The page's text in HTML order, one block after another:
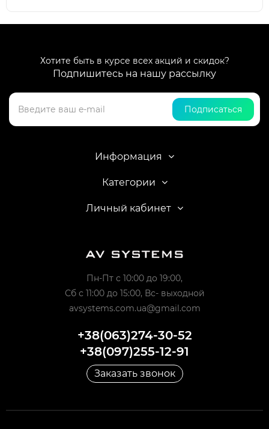
Хотите быть в курсе всех акций и скидок?
Подпишитесь на нашу рассылку
Подписаться
Информация
Категории
Личный кабинет
Пн-Пт с 10:00 до 19:00,
Сб с 11:00 до 15:00, Вс- выходной
avsystems.com.ua@gmail.com
+38(063)274-30-52
+38(097)255-12-91
Заказать звонок